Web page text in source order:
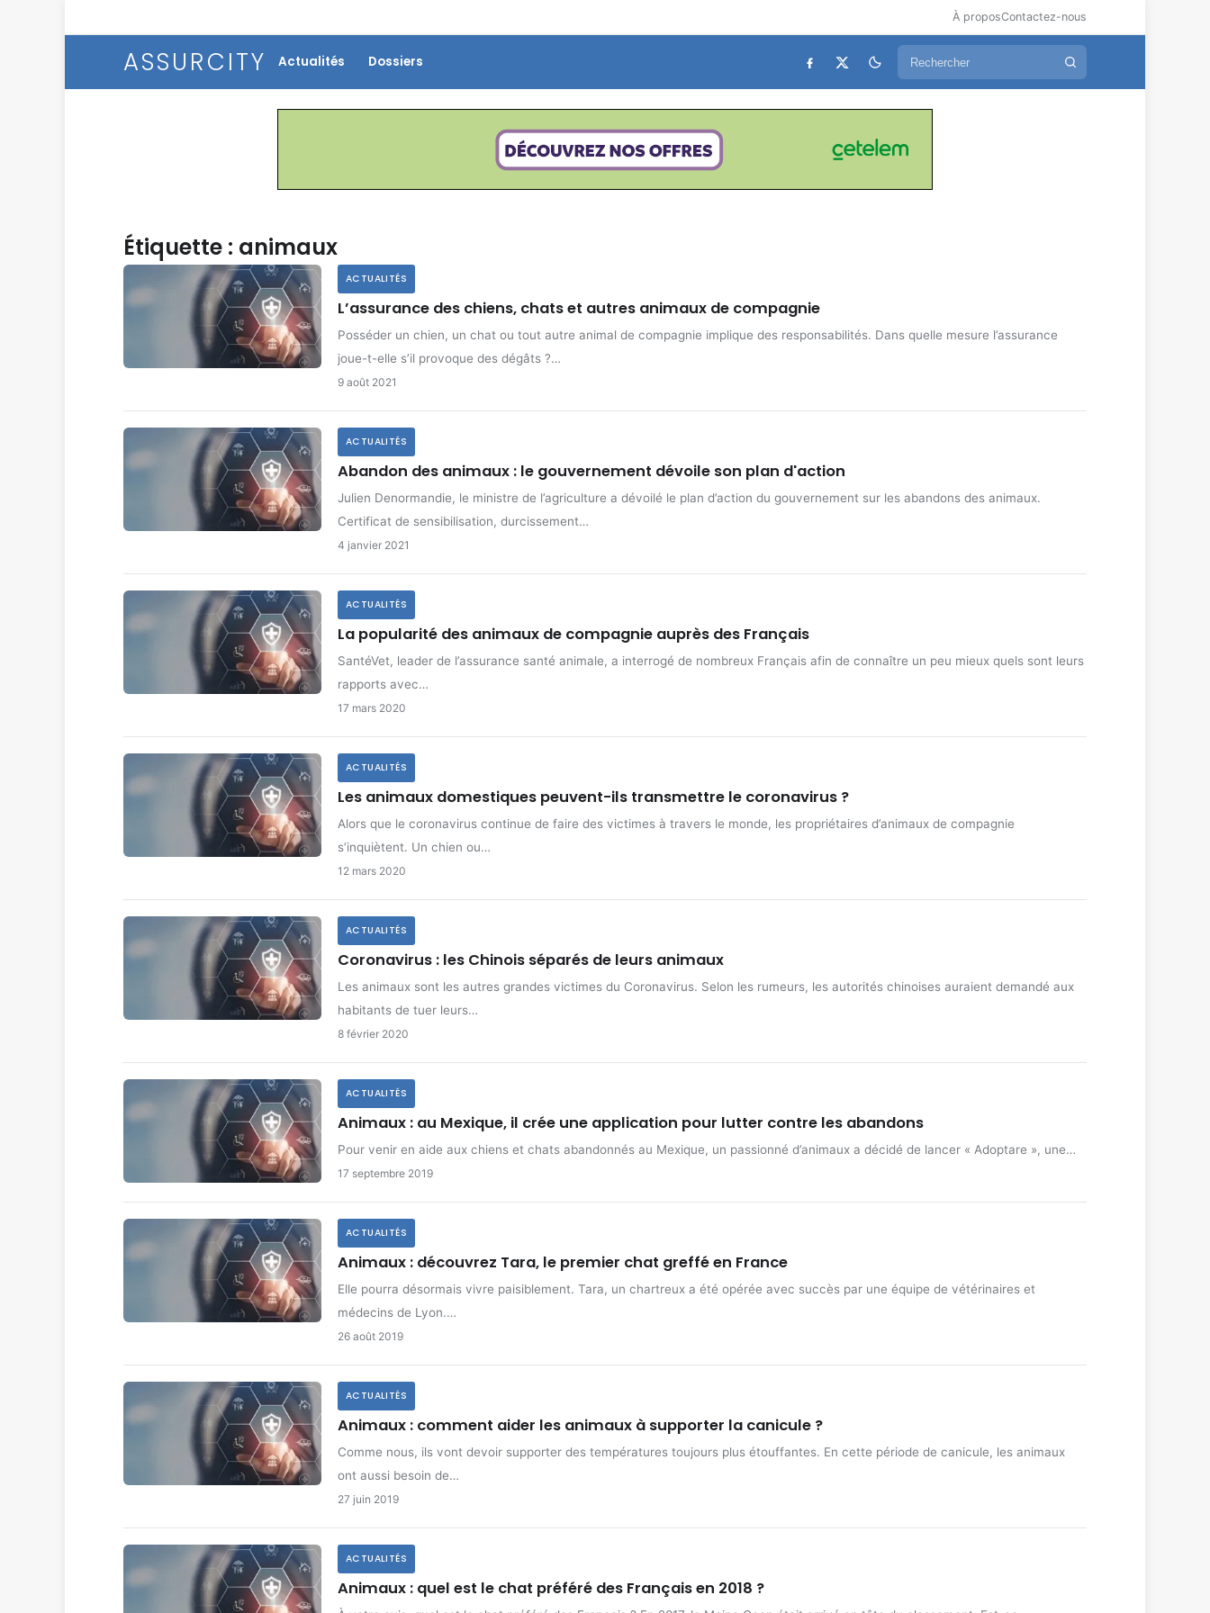
À proposContactez-nous
ASSURCITY Actualités Dossiers
Étiquette : animaux
ACTUALITÉS
L’assurance des chiens, chats et autres animaux de compagnie
Posséder un chien, un chat ou tout autre animal de compagnie implique des responsabilités. Dans quelle mesure l’assurance
joue-t-elle s’il provoque des dégâts ?…
9 août 2021
ACTUALITÉS
Abandon des animaux : le gouvernement dévoile son plan d'action
Julien Denormandie, le ministre de l’agriculture a dévoilé le plan d’action du gouvernement sur les abandons des animaux.
Certificat de sensibilisation, durcissement…
4 janvier 2021
ACTUALITÉS
La popularité des animaux de compagnie auprès des Français
SantéVet, leader de l’assurance santé animale, a interrogé de nombreux Français afin de connaître un peu mieux quels sont leurs
rapports avec…
17 mars 2020
ACTUALITÉS
Les animaux domestiques peuvent-ils transmettre le coronavirus ?
Alors que le coronavirus continue de faire des victimes à travers le monde, les propriétaires d’animaux de compagnie
s’inquiètent. Un chien ou…
12 mars 2020
ACTUALITÉS
Coronavirus : les Chinois séparés de leurs animaux
Les animaux sont les autres grandes victimes du Coronavirus. Selon les rumeurs, les autorités chinoises auraient demandé aux
habitants de tuer leurs…
8 février 2020
ACTUALITÉS
Animaux : au Mexique, il crée une application pour lutter contre les abandons
Pour venir en aide aux chiens et chats abandonnés au Mexique, un passionné d’animaux a décidé de lancer « Adoptare », une…
17 septembre 2019
ACTUALITÉS
Animaux : découvrez Tara, le premier chat greffé en France
Elle pourra désormais vivre paisiblement. Tara, un chartreux a été opérée avec succès par une équipe de vétérinaires et
médecins de Lyon.…
26 août 2019
ACTUALITÉS
Animaux : comment aider les animaux à supporter la canicule ?
Comme nous, ils vont devoir supporter des températures toujours plus étouffantes. En cette période de canicule, les animaux
ont aussi besoin de…
27 juin 2019
ACTUALITÉS
Animaux : quel est le chat préféré des Français en 2018 ?